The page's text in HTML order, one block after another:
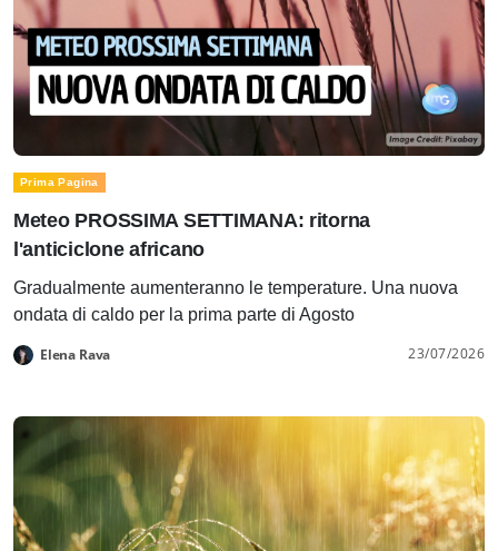
Prima Pagina
Meteo PROSSIMA SETTIMANA: ritorna
l'anticiclone africano
Gradualmente aumenteranno le temperature. Una nuova
ondata di caldo per la prima parte di Agosto
Elena Rava 23/07/2026